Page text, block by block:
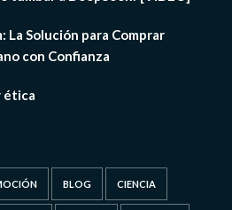
La Solución para Comprar
con Confianza
ética
BLOG CIENCIA